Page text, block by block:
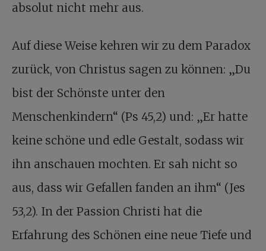
absolut nicht mehr aus.
Auf diese Weise kehren wir zu dem Paradox
zurück, von Christus sagen zu können: „Du
bist der Schönste unter den
Menschenkindern“ (Ps 45,2) und: „Er hatte
keine schöne und edle Gestalt, sodass wir
ihn anschauen mochten. Er sah nicht so
aus, dass wir Gefallen fanden an ihm“ (Jes
53,2). In der Passion Christi hat die
Erfahrung des Schönen eine neue Tiefe und